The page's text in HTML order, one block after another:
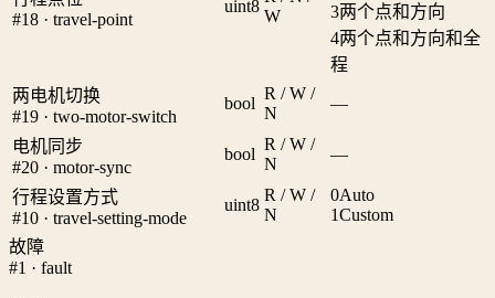
#18 · travel-point
uint8
W
3两个点和方向
4两个点和方向和全
程
两电机切换
#19 · two-motor-switch
bool
R / W /
N
—
电机同步
#20 · motor-sync
bool
R / W /
N
—
行程设置方式
#10 · travel-setting-mode
uint8
R / W /
N
0Auto
1Custom
故障
#1 · fault